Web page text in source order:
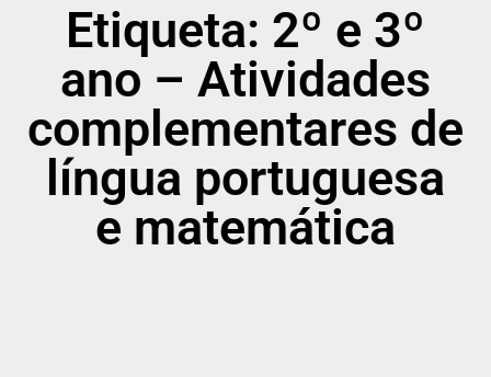
Etiqueta: 2º e 3º
ano – Atividades
complementares de
língua portuguesa
e matemática